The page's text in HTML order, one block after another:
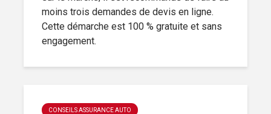
moins trois demandes de devis en ligne.
Cette démarche est 100 % gratuite et sans
engagement.
CONSEILS ASSURANCE AUTO